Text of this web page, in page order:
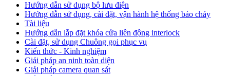
Hướng dẫn sử dụng bộ lưu điện
Hướng dẫn sử dụng, cài đặt, vận hành hệ thống báo cháy
Tài liệu
Hướng dẫn lắp đặt khóa cửa liên động interlock
Cài đặt, sử dụng Chuông gọi phục vụ
Kiến thức - Kinh nghiệm
Giải pháp an ninh toàn diện
Giải pháp camera quan sát